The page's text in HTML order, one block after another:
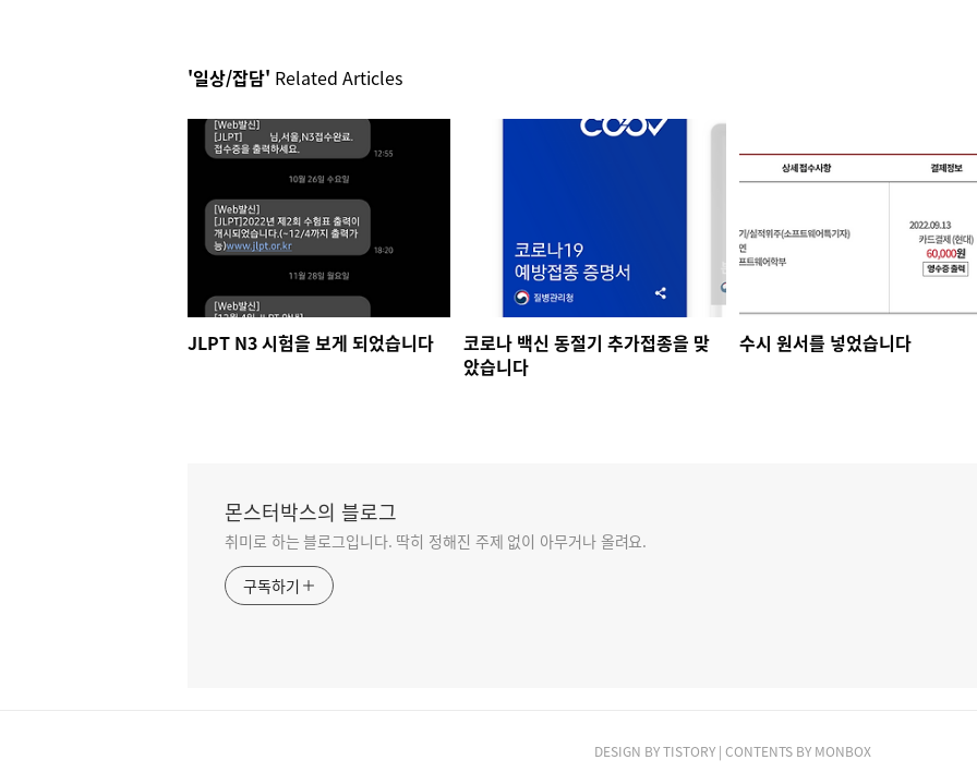
'일상/잡담' Related Articles
JLPT N3 시험을 보게 되었습니다
코로나 백신 동절기 추가접종을 맞
았습니다
수시 원서를 넣었습니다
몬스터박스의 블로그
취미로 하는 블로그입니다. 딱히 정해진 주제 없이 아무거나 올려요.
구독하기
DESIGN BYTISTORY | CONTENTS BY MONBOX